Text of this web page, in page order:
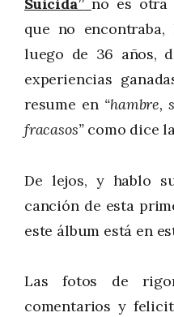
Suicida” no es otra
que no
luego de 36 años,
experiencias
resume en “hambre,
fracasos”como dice
De lejos, y hablo
canción de esta
este álbum está en
Las fotos de
comentarios y